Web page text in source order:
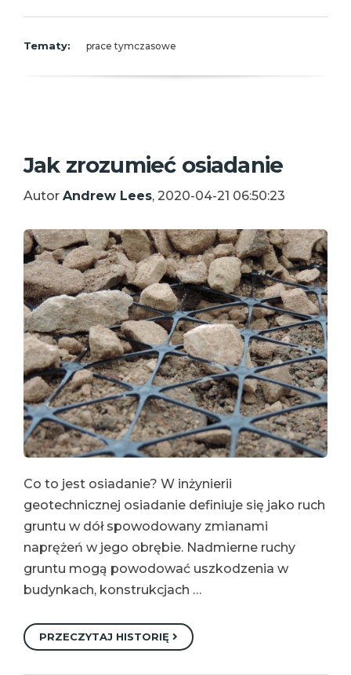
Tematy: prace tymczasowe
Jak zrozumieć osiadanie
Autor Andrew Lees, 2020-04-21 06:50:23
Co to jest osiadanie? W inżynierii
geotechnicznej osiadanie definiuje się jako ruch
gruntu w dół spowodowany zmianami
naprężeń w jego obrębie. Nadmierne ruchy
gruntu mogą powodować uszkodzenia w
budynkach, konstrukcjach …
PRZECZYTAJ HISTORIĘ